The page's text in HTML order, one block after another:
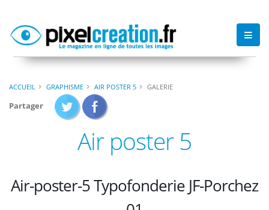
ACCUEIL GRAPHISME AIR POSTER 5 GALERIE
Partager
Air poster 5
Air-poster-5 Typofonderie JF-Porchez